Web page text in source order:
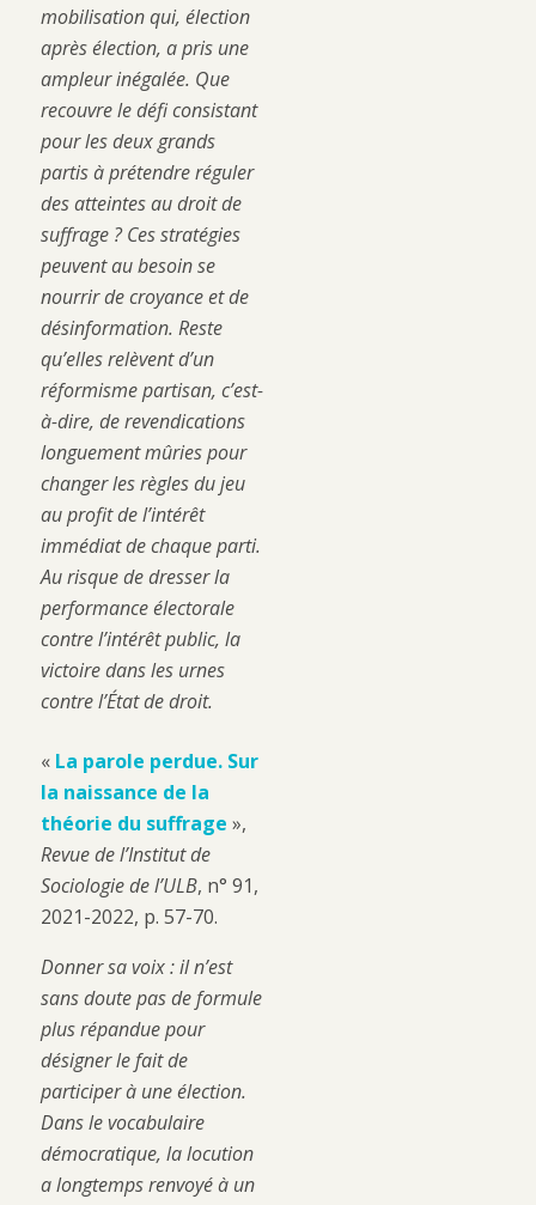
mobilisation qui, élection
après élection, a pris une
ampleur inégalée. Que
recouvre le défi consistant
pour les deux grands
partis à prétendre réguler
des atteintes au droit de
suffrage ? Ces stratégies
peuvent au besoin se
nourrir de croyance et de
désinformation. Reste
qu’elles relèvent d’un
réformisme partisan, c’est-
à-dire, de revendications
longuement mûries pour
changer les règles du jeu
au profit de l’intérêt
immédiat de chaque parti.
Au risque de dresser la
performance électorale
contre l’intérêt public, la
victoire dans les urnes
contre l’État de droit.
« La parole perdue. Sur
la naissance de la
théorie du suffrage »,
Revue de l’Institut de
Sociologie de l’ULB, n° 91,
2021-2022, p. 57-70.
Donner sa voix : il n’est
sans doute pas de formule
plus répandue pour
désigner le fait de
participer à une élection.
Dans le vocabulaire
démocratique, la locution
a longtemps renvoyé à un